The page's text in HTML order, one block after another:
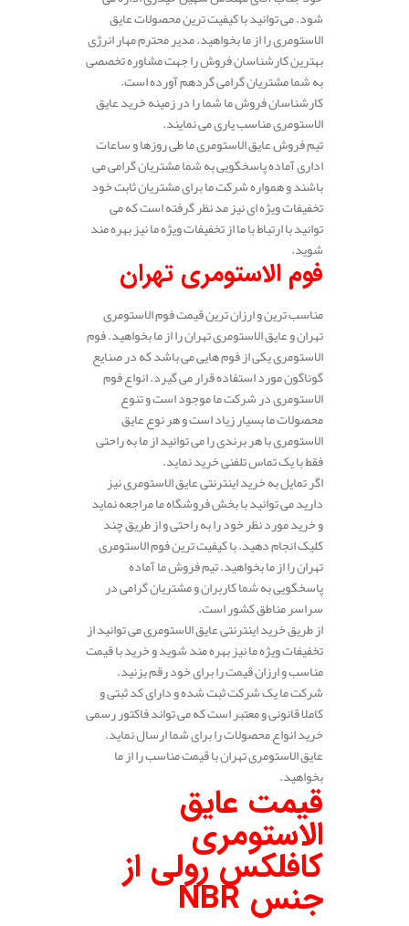
شود. می توانید با کیفیت ترین محصولات عایق
الاستومری را از ما بخواهید. مدیر محترم مهار انرژی
بهترین کارشناسان فروش را جهت مشاوره تخصصی
به شما مشتریان گرامی گردهم آورده است.
کارشناسان فروش ما شما را در زمینه خرید عایق
الاستومری مناسب یاری می نمایند.
تیم فروش عایق الاستومری ما طی روزها و ساعات
اداری آماده پاسخگویی به شما مشتریان گرامی می
باشند و همواره شرکت ما برای مشتریان ثابت خود
تخفیفات ویژه ای نیز مد نظر گرفته است که می
توانید با ارتباط با ما از تخفیفات ویژه ما نیز بهره مند
شوید.
فوم الاستومری تهران
مناسب ترین و ارزان ترین قیمت فوم الاستومری
تهران و عایق الاستومری تهران را از ما بخواهید. فوم
الاستومری یکی از فوم هایی می باشد که در صنایع
گوناگون مورد استفاده قرار می گیرد. انواع فوم
الاستومری در شرکت ما موجود است و تنوع
محصولات ما بسیار زیاد است و هر نوع عایق
الاستومری با هر برندی را می توانید از ما به راحتی
فقط با یک تماس تلفنی خرید نماید.
اگر تمایل به خرید اینترنتی عایق الاستومری نیز
دارید می توانید با بخش فروشگاه ما مراجعه نماید
و خرید مورد نظر خود را به راحتی و از طریق چند
کلیک انجام دهید. با کیفیت ترین فوم الاستومری
تهران را از ما بخواهید. تیم فروش ما آماده
پاسخگویی به شما کاربران و مشتریان گرامی در
سراسر مناطق کشور است.
از طریق خرید اینترنتی عایق الاستومری می توانید از
تخفیفات ویژه ما نیز بهره مند شوید و خرید با قیمت
مناسب و ارزان قیمت را برای خود رقم بزنید.
شرکت ما یک شرکت ثبت شده و دارای کد ثبتی و
کاملا قانونی و معتبر است که می تواند فاکتور رسمی
خرید انواع محصولات را برای شما ارسال نماید.
عایق الاستومری تهران با قیمت مناسب را از ما
بخواهید.
قیمت عایق
الاستومری
کافلکس رولی از
جنس NBR